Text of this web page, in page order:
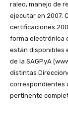
raleo, manejo de
ejecutar en 2007.
certificaciones
forma electrónica
están disponibles
de la SAGPyA
distintas
correspondientes
pertinente